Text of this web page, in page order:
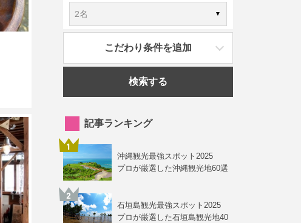
こだわり条件を追加
検索する
記事ランキング
沖縄観光最強スポット2025
プロが厳選した沖縄観光地60選
石垣島観光最強スポット2025
プロが厳選した石垣島観光地40